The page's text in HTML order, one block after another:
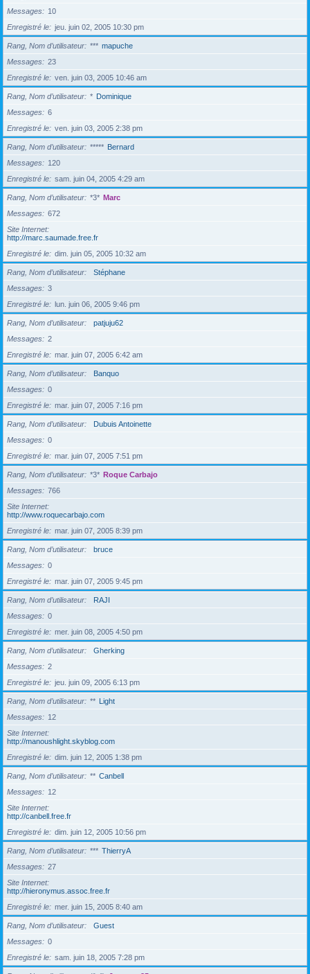
Messages
10
Enregistré le
jeu. juin 02, 2005 10:30 pm
Rang, Nom d’utilisateur *** mapuche
Messages
23
Enregistré le
ven. juin 03, 2005 10:46 am
Rang, Nom d’utilisateur * Dominique
Messages
6
Enregistré le
ven. juin 03, 2005 2:38 pm
Rang, Nom d’utilisateur ***** Bernard
Messages
120
Enregistré le
sam. juin 04, 2005 4:29 am
Rang, Nom d’utilisateur *3* Marc
Messages
672
Site Internet
http://marc.saumade.free.fr
Enregistré le
dim. juin 05, 2005 10:32 am
Rang, Nom d’utilisateur
Stéphane
Messages
3
Enregistré le
lun. juin 06, 2005 9:46 pm
Rang, Nom d’utilisateur
patjuju62
Messages
2
Enregistré le
mar. juin 07, 2005 6:42 am
Rang, Nom d’utilisateur
Banquo
Messages
0
Enregistré le
mar. juin 07, 2005 7:16 pm
Rang, Nom d’utilisateur
Dubuis Antoinette
Messages
0
Enregistré le
mar. juin 07, 2005 7:51 pm
Rang, Nom d’utilisateur *3* Roque Carbajo
Messages
766
Site Internet
http://www.roquecarbajo.com
Enregistré le
mar. juin 07, 2005 8:39 pm
Rang, Nom d’utilisateur
bruce
Messages
0
Enregistré le
mar. juin 07, 2005 9:45 pm
Rang, Nom d’utilisateur
RAJI
Messages
0
Enregistré le
mer. juin 08, 2005 4:50 pm
Rang, Nom d’utilisateur
Gherking
Messages
2
Enregistré le
jeu. juin 09, 2005 6:13 pm
Rang, Nom d’utilisateur ** Light
Messages
12
Site Internet
http://manoushlight.skyblog.com
Enregistré le
dim. juin 12, 2005 1:38 pm
Rang, Nom d’utilisateur ** Canbell
Messages
12
Site Internet
http://canbell.free.fr
Enregistré le
dim. juin 12, 2005 10:56 pm
Rang, Nom d’utilisateur *** ThierryA
Messages
27
Site Internet
http://hieronymus.assoc.free.fr
Enregistré le
mer. juin 15, 2005 8:40 am
Rang, Nom d’utilisateur
Guest
Messages
0
Enregistré le
sam. juin 18, 2005 7:28 pm